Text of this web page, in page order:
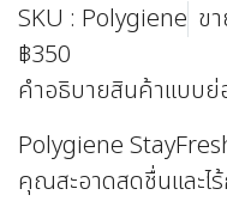
SKU : Polygiene ข
฿350
คำอธิบายสินค้าแบบย่
Polygiene
คุณสะอาดสดชื่นและไ